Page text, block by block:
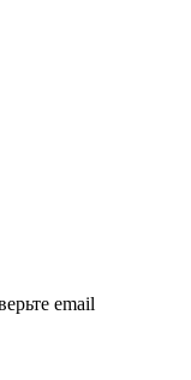
email